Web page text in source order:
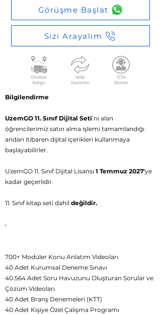
Görüşme Başlat
Sizi Arayalım
Bilgilendirme
UzemGO 11. Sınıf Dijital Seti’ni alan
öğrencilerimiz satın alma işlemi tamamlandığı
andan itibaren dijital içerikleri kullanmaya
başlayabilirler.
UzemGO 11. Sınıf Dijital Lisansı 1 Temmuz 2027'ye
kadar geçerlidir.
11. Sınıf kitap seti dahil değildir.
700+ Modüler Konu Anlatım Videoları
40 Adet Kurumsal Deneme Sınavı
40.564 Adet Soru Havuzunu Oluşturan Sorular ve
Çözüm Videoları
40 Adet Branş Denemeleri (KTT)
40 Adet Kişiye Özel Çalışma Programı